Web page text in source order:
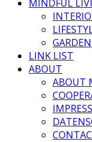
MINDFUL
LINK LIST
ABOUT
ABOUT